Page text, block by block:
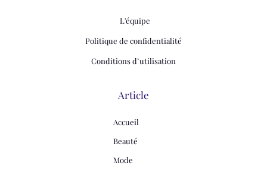
L'équipe
Politique de confidentialité
Conditions d’utilisation
Article
Accueil
Beauté
Mode